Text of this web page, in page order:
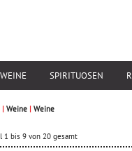
SPIRITUOSEN
| Weine | Weine
1 bis 9 von 20 gesamt